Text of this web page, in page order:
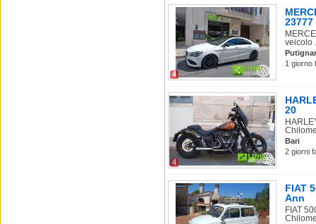
4
23777
veicolo
1 giorno
4
20
Bari
2 giorni
FIAT
Ann
FIAT